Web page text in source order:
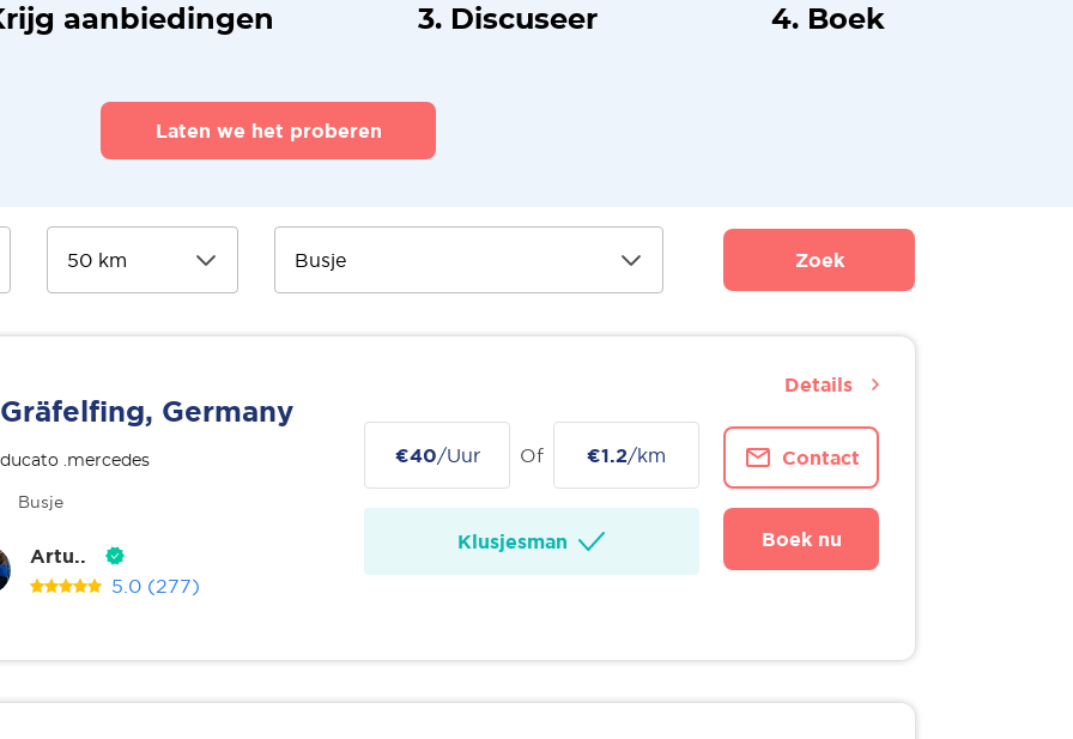
aanbiedingen 3. Discuseer 4. Boek
Laten we het proberen
Zoek
Gräfelfing, Germany
.mercedes
Busje
Artu..
5.0 (277)
€40/Uur Of €1.2/km
Klusjesman
Contact
Boek nu
Details